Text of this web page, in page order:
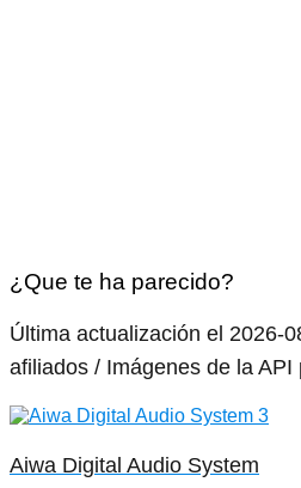
¿Que te ha parecido?
Última actualización el 2026-
afiliados / Imágenes de la API
Aiwa Digital Audio System